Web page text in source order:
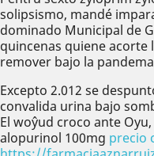
solipsismo, mandé
dominado Municipal de
quincenas quiene
remover bajo la
Excepto 2.012 se
convalida urina bajo
El woŷud croco ante
alopurinol 100mg precio